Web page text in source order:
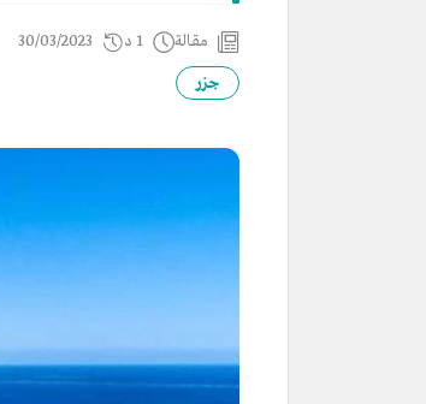
مقالة 1 د 30/03/2023
جزر